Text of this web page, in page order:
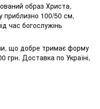
образ Христа,
приблизно 100/50 см,
час богослужінь
що добре тримає форму
грн. Доставка по Україні,